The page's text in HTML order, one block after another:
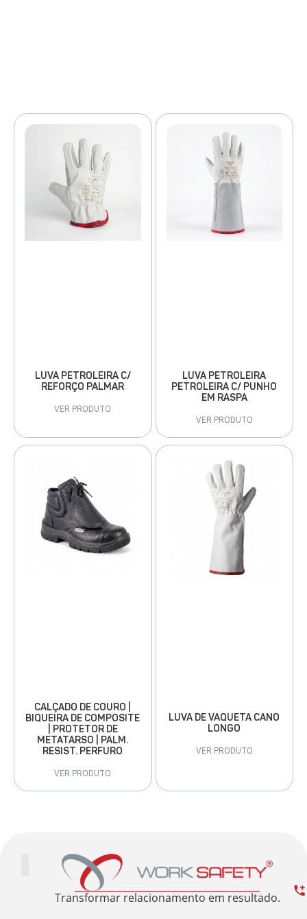
LUVA PETROLEIRA C/
REFORÇO PALMAR
VER PRODUTO
LUVA PETROLEIRA
PETROLEIRA C/ PUNHO
EM RASPA
VER PRODUTO
CALÇADO DE COURO |
BIQUEIRA DE COMPOSITE
| PROTETOR DE
METATARSO | PALM.
RESIST. PERFURO
VER PRODUTO
LUVA DE VAQUETA CANO
LONGO
VER PRODUTO
Transformar relacionamento em resultado.